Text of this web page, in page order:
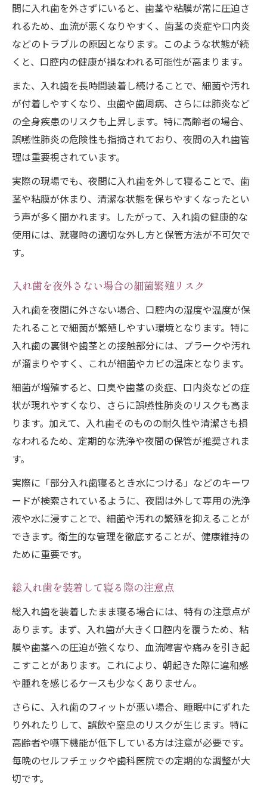
間に入れ歯を外さずにいると、歯茎や粘膜が常に圧迫さ
れるため、血流が悪くなりやすく、歯茎の炎症や口内炎
などのトラブルの原因となります。このような状態が続
くと、口腔内の健康が損なわれる可能性が高まります。
また、入れ歯を長時間装着し続けることで、細菌や汚れ
が付着しやすくなり、虫歯や歯周病、さらには肺炎など
の全身疾患のリスクも上昇します。特に高齢者の場合、
誤嚥性肺炎の危険性も指摘されており、夜間の入れ歯管
理は重要視されています。
実際の現場でも、夜間に入れ歯を外して寝ることで、歯
茎や粘膜が休まり、清潔な状態を保ちやすくなったとい
う声が多く聞かれます。したがって、入れ歯の健康的な
使用には、就寝時の適切な外し方と保管方法が不可欠で
す。
入れ歯を夜外さない場合の細菌繁殖リスク
入れ歯を夜間に外さない場合、口腔内の湿度や温度が保
たれることで細菌が繁殖しやすい環境となります。特に
入れ歯の裏側や歯茎との接触部分には、プラークや汚れ
が溜まりやすく、これが細菌やカビの温床となります。
細菌が増殖すると、口臭や歯茎の炎症、口内炎などの症
状が現れやすくなり、さらに誤嚥性肺炎のリスクも高ま
ります。加えて、入れ歯そのものの耐久性や清潔さも損
なわれるため、定期的な洗浄や夜間の保管が推奨されま
す。
実際に「部分入れ歯寝るとき水につける」などのキーワ
ードが検索されているように、夜間は外して専用の洗浄
液や水に浸すことで、細菌や汚れの繁殖を抑えることが
できます。衛生的な管理を徹底することが、健康維持の
ために重要です。
総入れ歯を装着して寝る際の注意点
総入れ歯を装着したまま寝る場合には、特有の注意点が
あります。まず、入れ歯が大きく口腔内を覆うため、粘
膜や歯茎への圧迫が強くなり、血流障害や痛みを引き起
こすことがあります。これにより、朝起きた際に違和感
や腫れを感じるケースも少なくありません。
さらに、入れ歯のフィットが悪い場合、睡眠中にずれた
り外れたりして、誤飲や窒息のリスクが生じます。特に
高齢者や嚥下機能が低下している方は注意が必要です。
毎晩のセルフチェックや歯科医院での定期的な調整が大
切です。